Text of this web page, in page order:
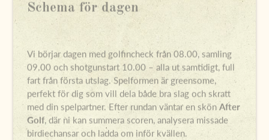
Schema för dagen
Vi börjar dagen med golfincheck från 08.00, samling
09.00 och shotgunstart 10.00 – alla ut samtidigt, full
fart från första utslag. Spelformen är greensome,
perfekt för dig som vill dela både bra slag och skratt
med din spelpartner. Efter rundan väntar en skönAfter
Golf, där ni kan summera scoren, analysera missade
birdiechansar och ladda om inför kvällen.